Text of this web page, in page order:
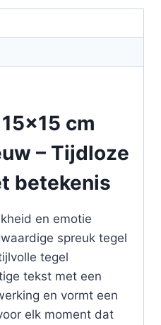
cm
– Tijdloze
betekenis
en emotie
spreuk tegel
tegel
tekst met een
en vormt een
elk moment dat